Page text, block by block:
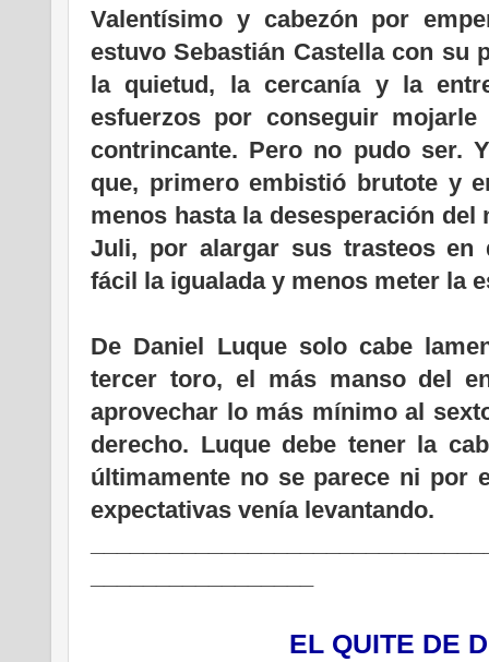
Valentísimo y cabezón por
estuvo Sebastián Castella con su
la quietud, la cercanía y la
esfuerzos por conseguir
contrincante. Pero no pudo ser.
que, primero embistió brutote y
menos hasta la desesperación
Juli, por alargar sus trasteos en
fácil la igualada y menos meter la
De Daniel Luque solo cabe
tercer toro, el más manso del
aprovechar lo más mínimo al
derecho. Luque debe tener la
últimamente no se parece ni por
expectativas venía levantando.
EL QUITE DE